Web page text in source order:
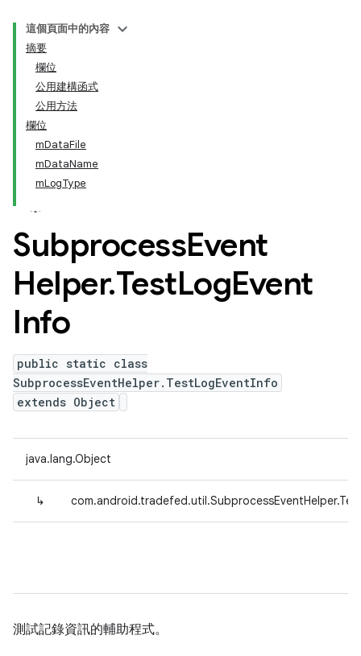
這個頁面中的內容
摘要
欄位
公用建構函式
公用方法
欄位
mDataFile
mDataName
mLogType
SubprocessEvent
Helper.TestLogEvent
Info
public static class
SubprocessEventHelper.TestLogEventInfo
extends Object
java.lang.Object
↳
測試記錄資訊的輔助程式。